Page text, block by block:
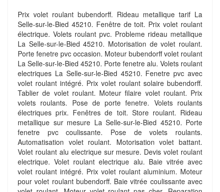
Prix volet roulant bubendorff. Rideau metallique tarif La
Selle-sur-le-Bied 45210. Fenêtre de toit. Prix volet roulant
électrique. Volets roulant pvc. Probleme rideau metallique
La Selle-sur-le-Bied 45210. Motorisation de volet roulant.
Porte fenetre pvc occasion. Moteur bubendorff volet roulant
La Selle-sur-le-Bied 45210. Porte fenetre alu. Volets roulant
electriques La Selle-sur-le-Bied 45210. Fenetre pvc avec
volet roulant intégré. Prix volet roulant solaire bubendorff.
Tablier de volet roulant. Moteur filaire volet roulant. Prix
volets roulants. Pose de porte fenetre. Volets roulants
électriques prix. Fenêtres de toit. Store roulant. Rideau
metallique sur mesure La Selle-sur-le-Bied 45210. Porte
fenetre pvc coulissante. Pose de volets roulants.
Automatisation volet roulant. Motorisation volet battant.
Volet roulant alu electrique sur mesure. Devis volet roulant
electrique. Volet roulant electrique alu. Baie vitrée avec
volet roulant intégré. Prix volet roulant aluminium. Moteur
pour volet roulant bubendorff. Baie vitrée coulissante avec